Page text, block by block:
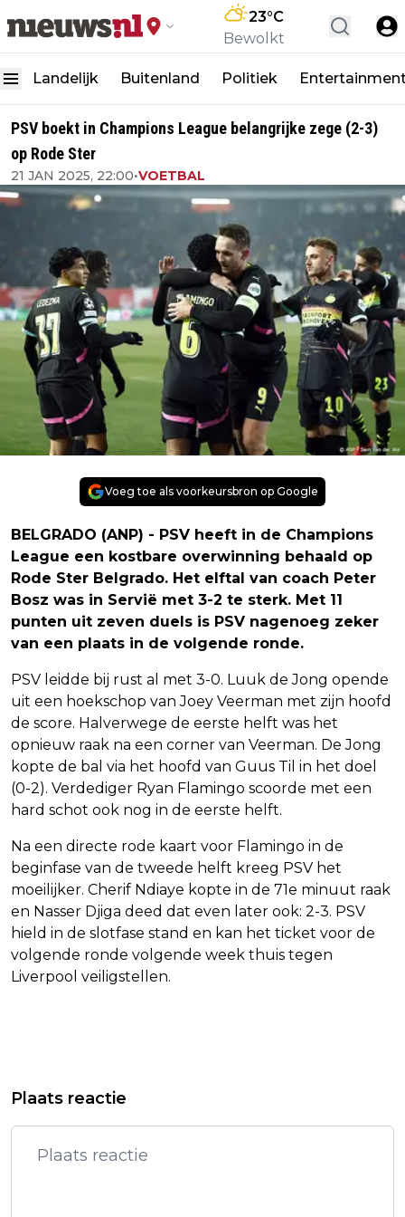
23°C
Bewolkt
Landelijk Buitenland Politiek
PSV boekt in Champions League belangrijke zege (2-3)
op Rode Ster
21 JAN 2025, 22:00•VOETBAL
Voeg toe als voorkeursbron op Google
BELGRADO (ANP) - PSV heeft in de Champions
League een kostbare overwinning behaald op
Rode Ster Belgrado. Het elftal van coach Peter
Bosz was in Servië met 3-2 te sterk. Met 11
punten uit zeven duels is PSV nagenoeg zeker
van een plaats in de volgende ronde.
PSV leidde bij rust al met 3-0. Luuk de Jong opende
uit een hoekschop van Joey Veerman met zijn hoofd
de score. Halverwege de eerste helft was het
opnieuw raak na een corner van Veerman. De Jong
kopte de bal via het hoofd van Guus Til in het doel
(0-2). Verdediger Ryan Flamingo scoorde met een
hard schot ook nog in de eerste helft.
Na een directe rode kaart voor Flamingo in de
beginfase van de tweede helft kreeg PSV het
moeilijker. Cherif Ndiaye kopte in de 71e minuut raak
en Nasser Djiga deed dat even later ook: 2-3. PSV
hield in de slotfase stand en kan het ticket voor de
volgende ronde volgende week thuis tegen
Liverpool veiligstellen.
OPDRACHT TRUMP OVER
PSV NA ZEGE BIJ RODE STER HEEL
DICHT BIJ TUSSENRONDE CL
Plaats reactie